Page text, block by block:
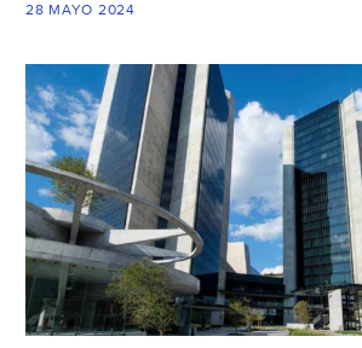
28 MAYO 2024